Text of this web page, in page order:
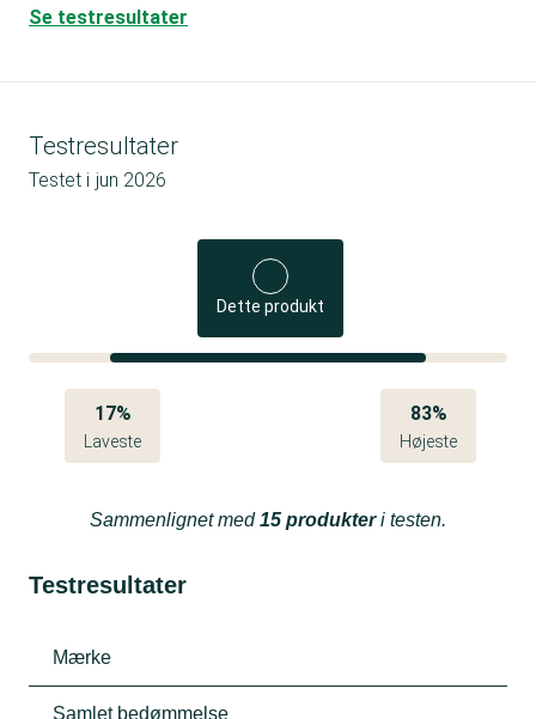
Se testresultater
Testresultater
Testet i jun 2026
Dette produkt
17%
Laveste
83%
Højeste
Sammenlignet med15 produkteri testen.
Testresultater
Mærke
Samlet bedømmelse